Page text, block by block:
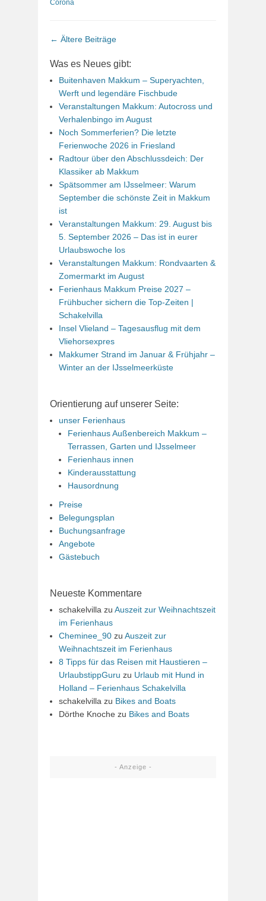
Corona
Beitrags-
← Ältere Beiträge
Was es Neues gibt:
Buitenhaven Makkum – Superyachten,
Werft und legendäre Fischbude
Veranstaltungen Makkum: Autocross und
Verhalenbingo im August
Noch Sommerferien? Die letzte
Ferienwoche 2026 in Friesland
Radtour über den Abschlussdeich: Der
Klassiker ab Makkum
Spätsommer am IJsselmeer: Warum
September die schönste Zeit in Makkum
ist
Veranstaltungen Makkum: 29. August bis
5. September 2026 – Das ist in eurer
Urlaubswoche los
Veranstaltungen Makkum: Rondvaarten &
Zomermarkt im August
Ferienhaus Makkum Preise 2027 –
Frühbucher sichern die Top-Zeiten |
Schakelvilla
Insel Vlieland – Tagesausflug mit dem
Vliehorsexpres
Makkumer Strand im Januar & Frühjahr –
Winter an der IJsselmeerküste
Orientierung auf unserer Seite:
unser Ferienhaus
Ferienhaus Außenbereich Makkum –
Terrassen, Garten und IJsselmeer
Ferienhaus innen
Kinderausstattung
Hausordnung
Preise
Belegungsplan
Buchungsanfrage
Angebote
Gästebuch
Neueste Kommentare
schakelvilla zu Auszeit zur Weihnachtszeit
im Ferienhaus
Cheminee_90 zu Auszeit zur
Weihnachtszeit im Ferienhaus
8 Tipps für das Reisen mit Haustieren –
UrlaubstippGuru zu Urlaub mit Hund in
Holland – Ferienhaus Schakelvilla
schakelvilla zu Bikes and Boats
Dörthe Knoche zu Bikes and Boats
- Anzeige -